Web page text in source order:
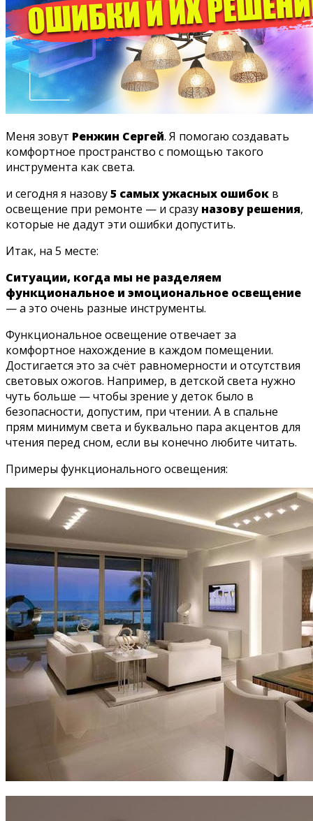
Меня зовут Ренжин Сергей. Я помогаю создавать
комфортное пространство с помощью такого
инструмента как света.
и сегодня я назову5 самых ужасных ошибок в
освещение при ремонте — и сразу назову решения,
которые не дадут эти ошибки допустить.
Итак, на 5 месте:
Ситуации, когда мы не разделяем
функциональное и эмоциональное освещение
— а это очень разные инструменты.
Функциональное освещение отвечает за
комфортное нахождение в каждом помещении.
Достигается это за счёт равномерности и отсутствия
световых ожогов. Например, в детской света нужно
чуть больше — чтобы зрение у деток было в
безопасности, допустим, при чтении. А в спальне
прям минимум света и буквально пара акцентов для
чтения перед сном, если вы конечно любите читать.
Примеры функционального освещения: